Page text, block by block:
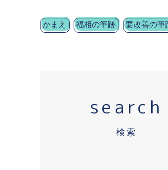
かまえ 福相の筆跡 要改善の筆
search
検索